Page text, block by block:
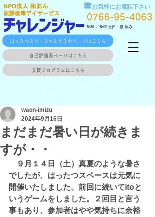
はったつスペースinとやまのページはこちら
☎お気軽にお電話下さい
0766-95-4063
8:30～18:00 土日・祭 休み
自己評価表ページはこちら
支援プログラムはこちら
まだまだ暑い日が続きま
すが・・
waon-imizu
2024年9月16日
９月１４日（土）真夏のような暑さ
でしたが、はったつスペースは元気に
開催いたしました。前回に続いてitoと
いうゲームをしました。２回目と言う
事もあり、参加者はやや気持ちに余裕